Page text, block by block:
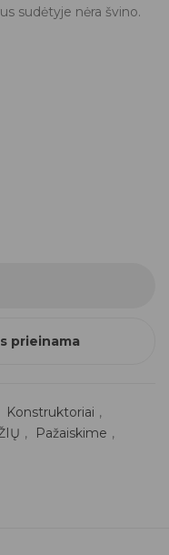
sudėtyje nėra švino.
prieinama
Konstruktoriai ,
, Pažaiskime ,